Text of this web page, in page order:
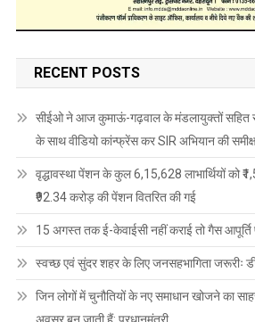
RECENT POSTS
सीईओ ने आज कुमाऊं-गढ़वाल के मंडलायुक्तों सहित
के साथ वीडियो कांन्फ्रेंस कर SIR अभियान की
वृद्धावस्था पेंशन के कुल 6,15,628 लाभार्थियों को
₹92.34 करोड़ की पेंशन वितरित की गई
15 अगस्त तक ई-केवाईसी नहीं कराई तो गैस
स्वच्छ एवं सुंदर शहर के लिए जनसहभागिता जरूरीः
जिन लोगों में चुनौतियों के नए समाधान खोजने का